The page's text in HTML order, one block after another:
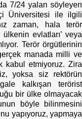
7/24 yalan söyleyen
Üniversitesi ile ilgili
zaman, hala terör
evlatları’ veya
Terör örgütlerinin
manada milli ve
kabul etmiyoruz. Zira
yoksa siz rektörün
kalkışan terörist
bir ülke olmayacak
böyle bilinmesini
yapıyoruz, yapmaya